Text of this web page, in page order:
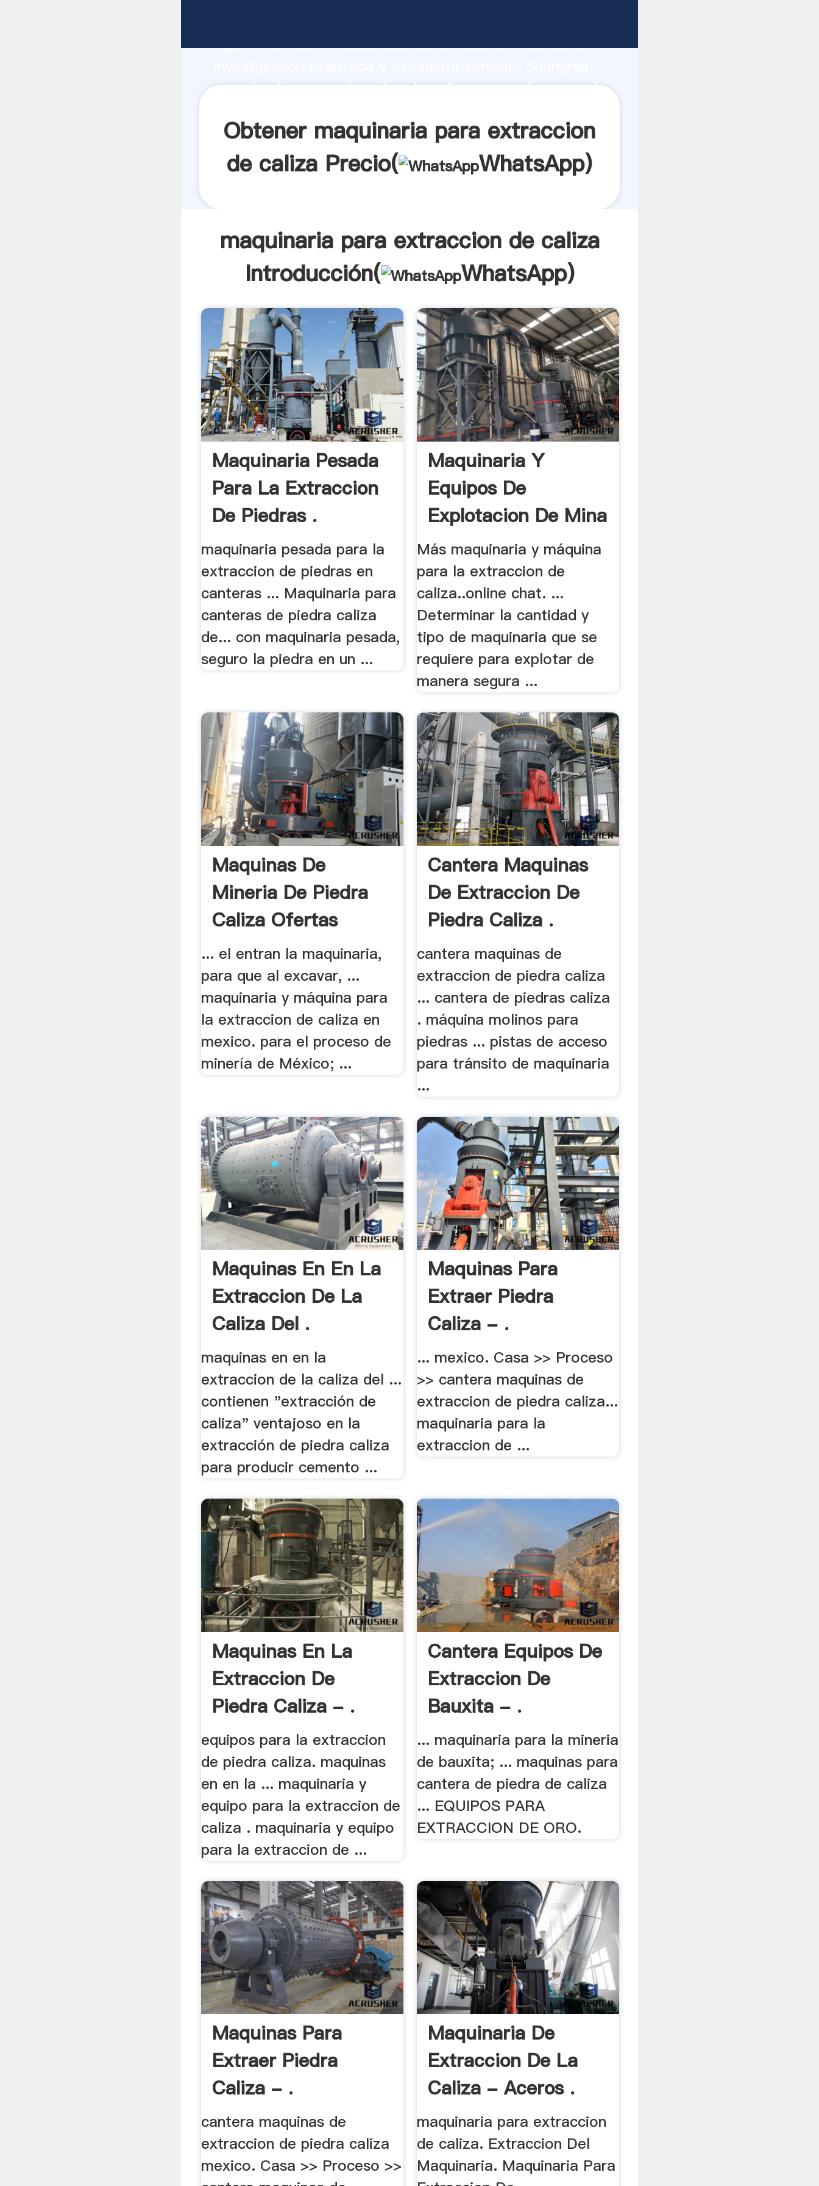
Agarrando fuerte capacidad de producción, fuerza de
maquinaria para extraccion de caliza proveedor crea el
Obtener maquinaria para extraccion
de caliza Precio(
WhatsApp)
maquinaria para extraccion de caliza
Introducción(
WhatsApp)
Maquinaria Pesada
Para La Extraccion
De Piedras .
maquinaria pesada para la
extraccion de piedras en
canteras ... Maquinaria para
canteras de piedra caliza
de... con maquinaria pesada,
seguro la piedra en un ...
Maquinaria Y
Equipos De
Explotacion De Mina
.
Más maquinaria y máquina
para la extraccion de
caliza..online chat. ...
Determinar la cantidad y
tipo de maquinaria que se
requiere para explotar de
manera segura ...
Maquinas De
Mineria De Piedra
Caliza Ofertas
... el entran la maquinaria,
para que al excavar, ...
maquinaria y máquina para
la extraccion de caliza en
mexico. para el proceso de
minería de México; ...
Cantera Maquinas
De Extraccion De
Piedra Caliza .
cantera maquinas de
extraccion de piedra caliza
... cantera de piedras caliza
. máquina molinos para
piedras ... pistas de acceso
para tránsito de maquinaria
...
Maquinas En En La
Extraccion De La
Caliza Del .
maquinas en en la
extraccion de la caliza del ...
contienen "extracción de
caliza" ventajoso en la
extracción de piedra caliza
para producir cemento ...
Maquinas Para
Extraer Piedra
Caliza - .
... mexico. Casa >> Proceso
>> cantera maquinas de
extraccion de piedra caliza...
maquinaria para la
extraccion de ...
Maquinas En La
Extraccion De
Piedra Caliza - .
equipos para la extraccion
de piedra caliza. maquinas
en en la ... maquinaria y
equipo para la extraccion de
caliza . maquinaria y equipo
para la extraccion de ...
Cantera Equipos De
Extraccion De
Bauxita - .
... maquinaria para la mineria
de bauxita; ... maquinas para
cantera de piedra de caliza
... EQUIPOS PARA
EXTRACCION DE ORO.
Maquinas Para
Extraer Piedra
Caliza - .
cantera maquinas de
extraccion de piedra caliza
mexico. Casa >> Proceso >>
Maquinaria De
Extraccion De La
Caliza - Aceros .
maquinaria para extraccion
de caliza. Extraccion Del
Maquinaria. Maquinaria Para